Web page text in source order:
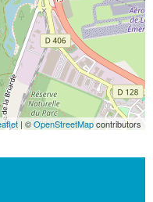
| ©OpenStreetMapcontributors